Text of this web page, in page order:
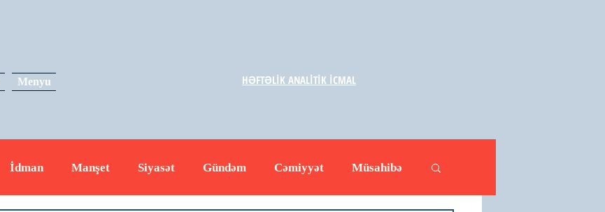
Menyu
İdman Manşet Siyasət Gündəm Cəmiyyət Müsahibə
HƏFTƏLİK ANALİTİK İCMAL